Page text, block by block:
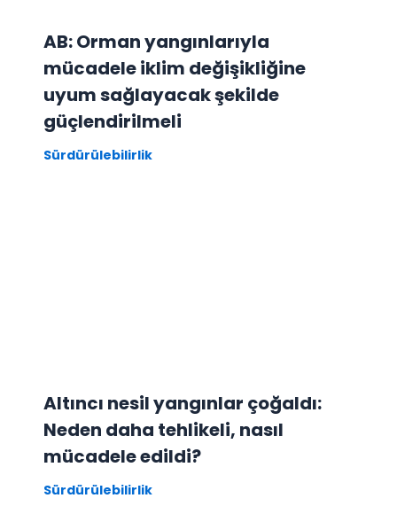
AB: Orman yangınlarıyla
mücadele iklim değişikliğine
uyum sağlayacak şekilde
güçlendirilmeli
Sürdürülebilirlik
Altıncı nesil yangınlar çoğaldı:
Neden daha tehlikeli, nasıl
mücadele edildi?
Sürdürülebilirlik